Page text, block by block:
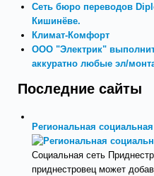
Сеть бюро переводов
Кишинёве.
Климат-Комфорт
ООО "Электрик"
аккуратно любые эл/
Последние сайты
Региональная
Социальная сеть
приднестровец может